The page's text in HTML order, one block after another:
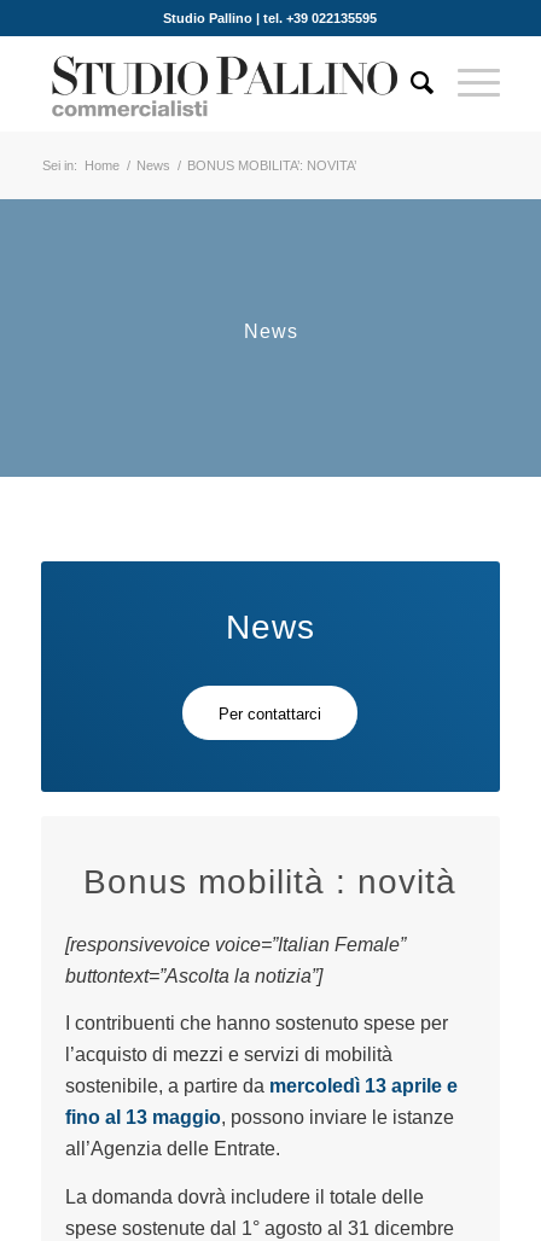
Studio Pallino | tel. +39 022135595
Sei in: Home / News / BONUS MOBILITA’: NOVITA’
News
News
Per contattarci
Bonus mobilità : novità
[responsivevoice voice=”Italian Female”
buttontext=”Ascolta la notizia”]
I contribuenti che hanno sostenuto spese per
l’acquisto di mezzi e servizi di mobilità
sostenibile, a partire da mercoledì 13 aprile e
fino al 13 maggio, possono inviare le istanze
all’Agenzia delle Entrate.
La domanda dovrà includere il totale delle
spese sostenute dal 1° agosto al 31 dicembre